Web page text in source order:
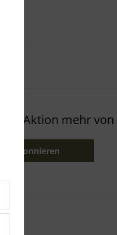
Aktion mehr von
abonnieren